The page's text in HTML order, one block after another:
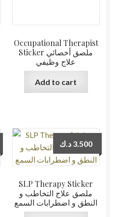
Occupational Therapist
Sticker ملصق أخصائي
علاج وظيفي
Add to cart
SLP Therapy Sticker
ملصق علاج التخاطب و
النطق و اضطرابات السمع
3.500 د.ك